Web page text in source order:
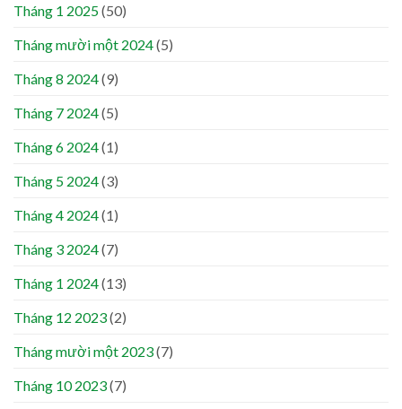
Tháng 1 2025(50)
Tháng mười một 2024(5)
Tháng 8 2024(9)
Tháng 7 2024(5)
Tháng 6 2024(1)
Tháng 5 2024(3)
Tháng 4 2024(1)
Tháng 3 2024(7)
Tháng 1 2024(13)
Tháng 12 2023(2)
Tháng mười một 2023(7)
Tháng 10 2023(7)